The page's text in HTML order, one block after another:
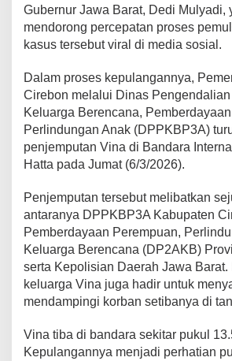
Gubernur Jawa Barat, Dedi Mulyadi,
mendorong percepatan proses
kasus tersebut viral di media sosial.
Dalam proses kepulangannya,
Cirebon melalui Dinas
Keluarga Berencana,
Perlindungan Anak (DPPKBP3A)
penjemputan Vina di Bandara
Hatta pada Jumat (6/3/2026).
Penjemputan tersebut melibatkan
antaranya DPPKBP3A Kabupaten
Pemberdayaan Perempuan,
Keluarga Berencana (DP2AKB)
serta Kepolisian Daerah Jawa Barat.
keluarga Vina juga hadir untuk
mendampingi korban setibanya di
Vina tiba di bandara sekitar pukul
Kepulangannya menjadi perhatian